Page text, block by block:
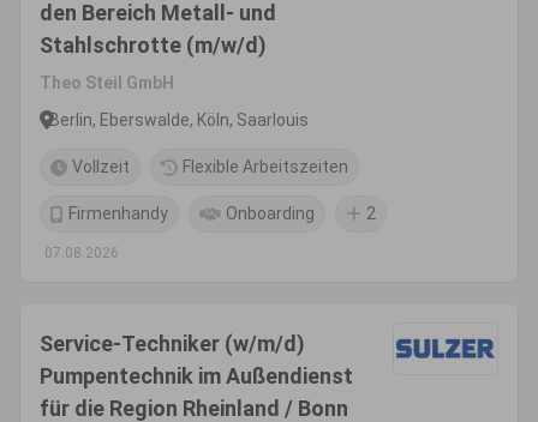
den Bereich Metall- und
Stahlschrotte (m/w/d)
Theo Steil GmbH
Berlin, Eberswalde, Köln, Saarlouis
Vollzeit Flexible Arbeitszeiten
Firmenhandy Onboarding 2
07.08.2026
Service-Techniker (w/m/d)
Pumpentechnik im Außendienst
für die Region Rheinland / Bonn